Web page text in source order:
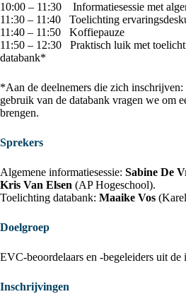
10:00 – 11:30 Informatiesessie met
11:30 – 11:40 Toelichting
11:40 – 11:50 Koffiepauze
11:50 – 12:30 Praktisch luik met
databank*
*Aan de deelnemers die zich
gebruik van de databank vragen we om
brengen.
Sprekers
Algemene informatiesessie: Sabine De
Kris Van Elsen (AP Hogeschool).
Toelichting databank: Maaike Vos
Doelgroep
EVC-beoordelaars en -begeleiders uit
Inschrijvingen